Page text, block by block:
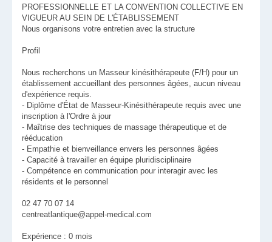
PROFESSIONNELLE ET LA CONVENTION COLLECTIVE EN
VIGUEUR AU SEIN DE L'ÉTABLISSEMENT
Nous organisons votre entretien avec la structure
Profil
Nous recherchons un Masseur kinésithérapeute (F/H) pour un
établissement accueillant des personnes âgées, aucun niveau
d'expérience requis.
- Diplôme d'État de Masseur-Kinésithérapeute requis avec une
inscription à l'Ordre à jour
- Maîtrise des techniques de massage thérapeutique et de
rééducation
- Empathie et bienveillance envers les personnes âgées
- Capacité à travailler en équipe pluridisciplinaire
- Compétence en communication pour interagir avec les
résidents et le personnel
02 47 70 07 14
centreatlantique@appel-medical.com
Expérience : 0 mois